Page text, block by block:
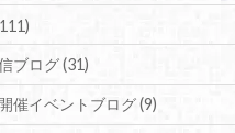
ブログ(31)
催イベントブログ(9)